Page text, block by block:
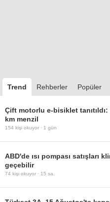
Trend Rehberler Popüler
Çift motorlu e-bisiklet tanıtıldı:
km menzil
154 kişi okuyor · 1 gün
ABD'de ısı pompası satışları
geçebilir
74 kişi okuyor · 15 sa.